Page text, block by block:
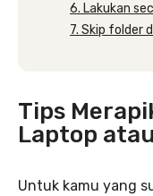
6. Lakukan
7. Skip folder
Tips
Laptop
Untuk kamu yang